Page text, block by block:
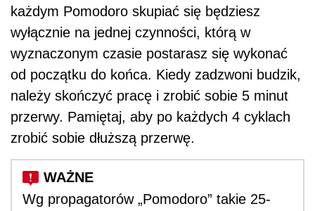
każdym Pomodoro skupiać się będziesz
wyłącznie na jednej czynności, którą w
wyznaczonym czasie postarasz się wykonać
od początku do końca. Kiedy zadzwoni budzik,
należy skończyć pracę i zrobić sobie 5 minut
przerwy. Pamiętaj, aby po każdych 4 cyklach
zrobić sobie dłuższą przerwę.
Wg propagatorów „Pomodoro” takie 25-